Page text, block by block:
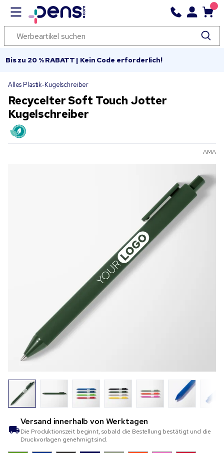
Bis zu 20 % RABATT | Kein Code erforderlich!
Alles Plastik-Kugelschreiber
Recycelter Soft Touch Jotter
Kugelschreiber
AMA
Versand innerhalb von Werktagen
Die Produktionszeit beginnt, sobald die Bestellung bestätigt und die
Druckvorlagen genehmigt sind.